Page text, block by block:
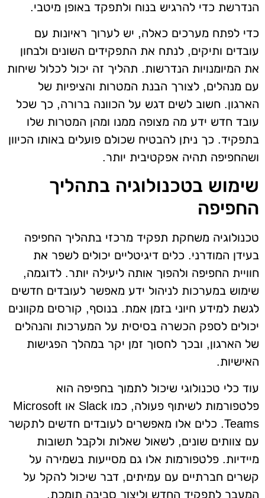
הנדרשת כדי להרגיש בנוח ולתפקד באופן מיטבי.
כדי לפתח מערכים כאלה, יש לערוך ראיונות עם
עובדים ותיקים, לנתח את התפקידים השונים ולבחון
את המיומנויות הנדרשות. תהליך זה יכול לכלול שיחות
עם מנהלים, לצורך הבנת המטרות והציפיות של
הארגון. חשוב לשים דגש על הכוונה ברורה, כך שכל
עובד חדש ידע מה מצופה ממנו ומהן המטרות שלו
בתפקיד. כך ניתן להבטיח שכולם פועלים באותו הכיוון
ושהחפיפה תהיה אפקטיבית יותר.
שימוש בטכנולוגיה בתהליך
החפיפה
טכנולוגיה משחקת תפקיד מרכזי בתהליך החפיפה
בעידן המודרני. כלים דיגיטליים יכולים לשפר את
חוויית החפיפה ולהפוך אותה ליעילה יותר. לדוגמה,
שימוש במערכות לניהול ידע מאפשר לעובדים חדשים
לגשת למידע חיוני בזמן אמת. בנוסף, קורסים מקוונים
יכולים לספק הכשרה בסיסית על המערכות והנהלים
של הארגון, ובכך לחסוך זמן יקר במהלך הפגישות
האישיות.
עוד כלי טכנולוגי שיכול לתמוך בחפיפה הוא
פלטפורמות לשיתוף פעולה, כמו Slack או Microsoft
Teams. כלים אלו מאפשרים לעובדים חדשים לתקשר
עם צוותים שונים, לשאול שאלות ולקבל תשובות
מיידיות. פלטפורמות אלו גם מסייעות בשמירה על
קשרים חברתיים עם עמיתים, דבר שיכול להקל על
המעבר לתפקיד החדש וליצור סביבה תומכת.